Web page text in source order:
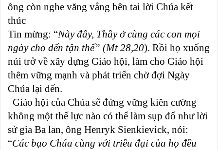
ông còn nghe văng vẳng bên tai lời Chúa kết
thúc
Tin mừng: “Này đây, Thầy ở cùng các con mọi
ngày cho đến tận thế” (Mt 28,20). Rồi họ xuống
núi trở về xây dựng Giáo hội, làm cho Giáo hội
thêm vững mạnh và phát triển chờ đợi Ngày
Chúa lại đến.
Giáo hội của Chúa sẽ đứng vững kiên cường
không một thế lực nào có thể làm sụp đổ như lời
sử gia Ba lan, ông Henryk Sienkievick, nói:
“Các bạo Chúa cùng với triều đại của họ đều